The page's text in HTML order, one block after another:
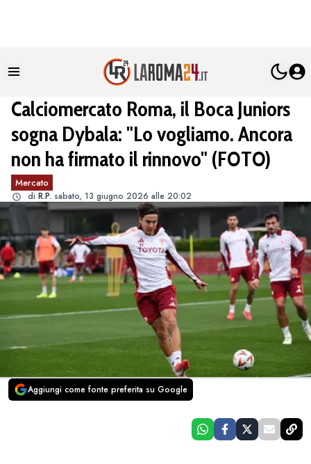
Calciomercato Roma, il Boca Juniors
sogna Dybala: "Lo vogliamo. Ancora
non ha firmato il rinnovo" (FOTO)
Mercato
di R.P. sabato, 13 giugno 2026 alle 20:02
Aggiungi come fonte preferita su Google